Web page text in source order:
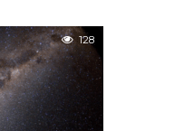
128